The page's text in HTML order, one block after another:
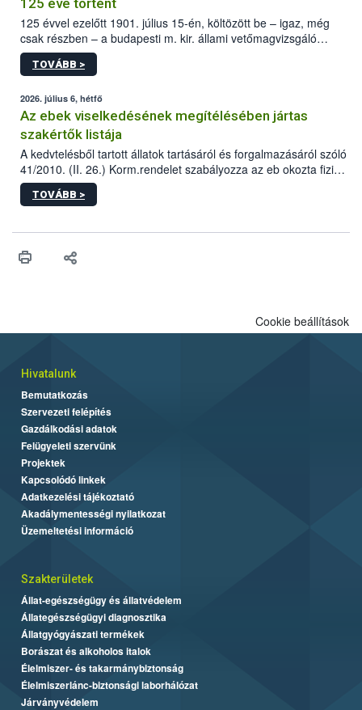
125 éve történt
125 évvel ezelőtt 1901. július 15-én, költözött be – igaz, még
csak részben – a budapesti m. kir. állami vetőmagvizsgáló
állomás a Kis Rókus utca 15. szám alatti, Czigler Győző által
tervezett új épületébe.
TOVÁBB >
2026. július 6, hétfő
Az ebek viselkedésének megítélésében jártas
szakértők listája
A kedvtelésből tartott állatok tartásáról és forgalmazásáról szóló
41/2010. (II. 26.) Korm.rendelet szabályozza az eb okozta fizikai
sérülés, illetve ennek veszélye keletkezésekor felmerülő
hatósági feladatokat, valamint a veszélyes eb tartását és annak
vonni az ebek viselkedésének megítélésében jártas szakértőt.
TOVÁBB >
Cookie beállítások
Hivatalunk
Bemutatkozás
Szervezeti felépítés
Gazdálkodási adatok
Felügyeleti szervünk
Projektek
Kapcsolódó linkek
Adatkezelési tájékoztató
Akadálymentességi nyilatkozat
Üzemeltetési információ
Szakterületek
Állat-egészségügy és állatvédelem
Állategészségügyi diagnosztika
Állatgyógyászati termékek
Borászat és alkoholos italok
Élelmiszer- és takarmánybiztonság
Élelmiszerlánc-biztonsági laborhálózat
Járványvédelem